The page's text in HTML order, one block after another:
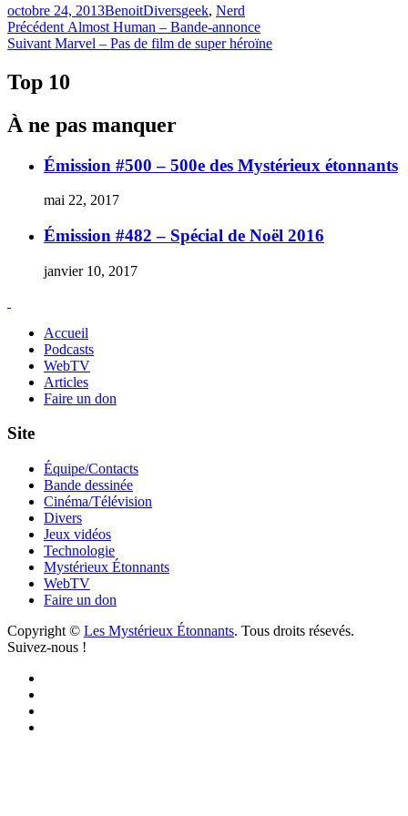
Publié
le
octobre 24, 2013BenoitCatégories
DiversÉtiquettes
geek, Nerd
Navigation
de
l'article
Précédent Article
précédent :
Almost Human – Bande-annonce
Suivant Article
Marvel – Pas de film de super héroïne
Top 10
À ne pas manquer
Émission #500 – 500e des Mystérieux étonnants
mai 22, 2017
Émission #482 – Spécial de Noël 2016
janvier 10, 2017
Accueil
Podcasts
WebTV
Articles
Faire un don
Site
Équipe/Contacts
Bande dessinée
Cinéma/Télévision
Divers
Jeux vidéos
Technologie
Mystérieux Étonnants
WebTV
Faire un don
Copyright © Les Mystérieux Étonnants. Tous droits résevés.
Suivez-nous !